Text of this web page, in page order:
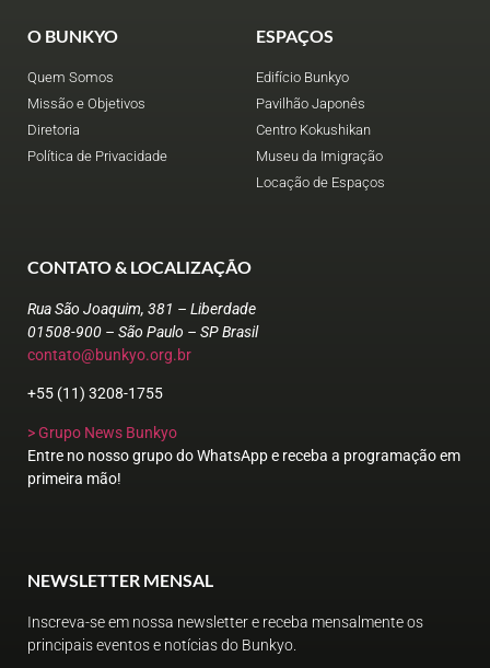
O BUNKYO
Quem Somos
Missão e Objetivos
Diretoria
Política de Privacidade
ESPAÇOS
Edifício Bunkyo
Pavilhão Japonês
Centro Kokushikan
Museu da Imigração
Locação de Espaços
CONTATO & LOCALIZAÇÃO
Rua São Joaquim, 381 – Liberdade
01508-900 – São Paulo – SP Brasil
contato@bunkyo.org.br
+55 (11) 3208-1755
> Grupo News Bunkyo
Entre no nosso grupo do WhatsApp e receba a programação em
primeira mão!
NEWSLETTER MENSAL
Inscreva-se em nossa newsletter e receba mensalmente os
principais eventos e notícias do Bunkyo.